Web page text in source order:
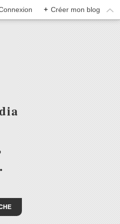
+ Créer mon blog